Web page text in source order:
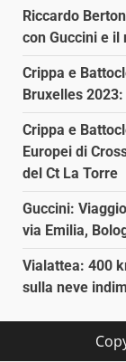
Riccardo
con Guccini e
Crippa e
Bruxelles
Crippa e
Europei di
del Ct La Torre
Guccini:
via Emilia,
Vialattea: 400
sulla neve